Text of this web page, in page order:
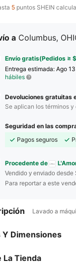
5 puntos SHEIN
a Columbus,
Envío gratis(Pedidos ≥
Entrega estimada: Ago
hábiles
Devoluciones gratuitas
Se aplican los términos
Seguridad en las
Pagos seguros
Procedente de
Vendido y enviado desde
Para reportar a este
Lavado a
Y Dimensiones
La Tienda
4.82